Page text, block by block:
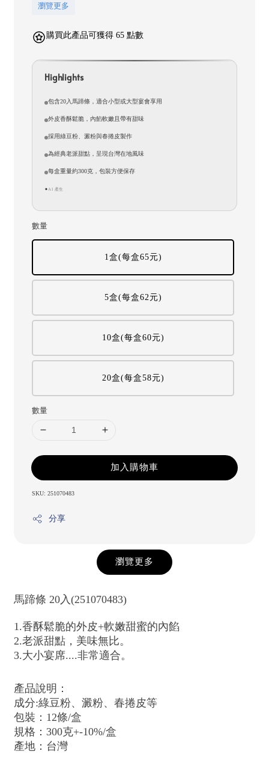
瀏覽更多
購買此產品可獲得 65 點數
Highlights
包含20入馬蹄條，適合小型或大型宴會享用
外皮香酥鬆脆，內餡軟嫩且帶有甜味
採用綠豆粉、澱粉與春捲皮製作
為經典老派甜點，呈現台灣在地風味
每盒重量約300克，包裝方便保存
✦AI 產生
數量
1盒(每盒65元)
5盒(每盒62元)
10盒(每盒60元)
20盒(每盒58元)
數量
加入購物車
SKU: 251070483
分享
瀏覽更多
馬蹄條 20入(251070483)
1.香酥鬆脆的外皮+軟嫩甜蜜的內餡
2.老派甜點，美味無比。
3.大小宴席....非常適合。
產品說明：
成分:綠豆粉、澱粉、春捲皮等
包裝：12條/盒
規格：300克+-10%/盒
產地：台灣